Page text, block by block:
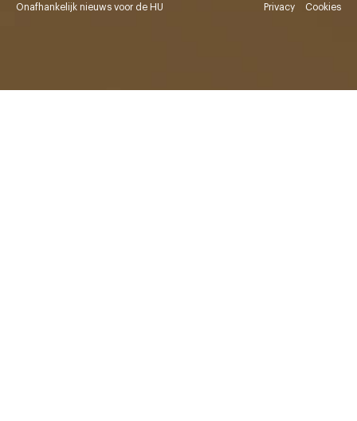
Onafhankelijk nieuws voor de HU Privacy Cookies